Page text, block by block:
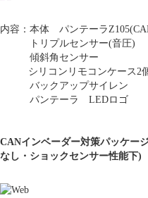
内容：本体 パンテーラ
トリプルセンサー(音圧)
傾斜角センサー
シリコンリモコンケース2
バックアップサイレン
パンテーラ LEDロゴ
CANインベーダー対策パッケー
なし・ショックセンサー性能下)